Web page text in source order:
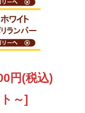
円(税込)
～]